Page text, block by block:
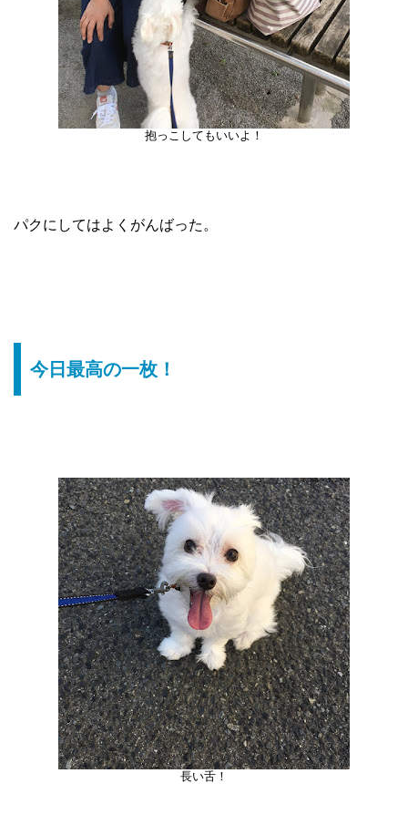
抱っこしてもいいよ！
パクにしてはよくがんばった。
今日最高の一枚！
長い舌！